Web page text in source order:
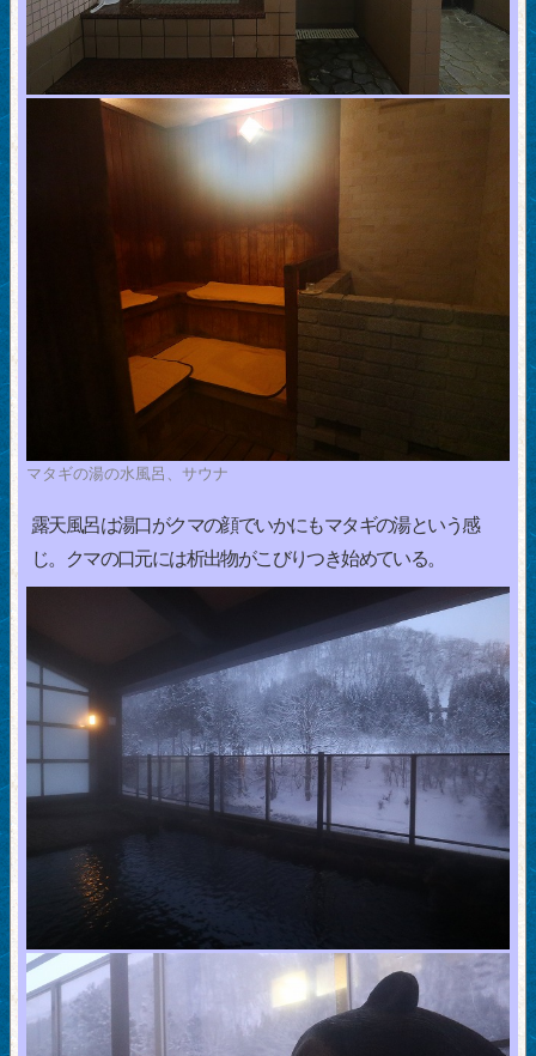
マタギの湯の水風呂、サウナ
露天風呂は湯口がクマの顔でいかにもマタギの湯という感
じ。クマの口元には析出物がこびりつき始めている。